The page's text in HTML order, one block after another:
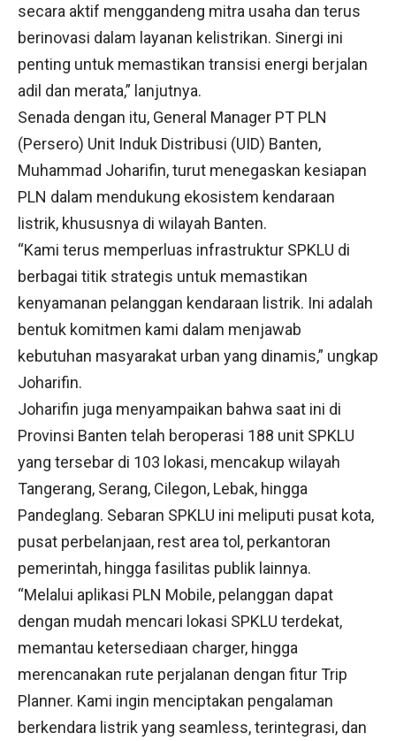
secara aktif menggandeng mitra usaha dan terus
berinovasi dalam layanan kelistrikan. Sinergi ini
penting untuk memastikan transisi energi berjalan
adil dan merata,” lanjutnya.
Senada dengan itu, General Manager PT PLN
(Persero) Unit Induk Distribusi (UID) Banten,
Muhammad Joharifin, turut menegaskan kesiapan
PLN dalam mendukung ekosistem kendaraan
listrik, khususnya di wilayah Banten.
“Kami terus memperluas infrastruktur SPKLU di
berbagai titik strategis untuk memastikan
kenyamanan pelanggan kendaraan listrik. Ini adalah
bentuk komitmen kami dalam menjawab
kebutuhan masyarakat urban yang dinamis,” ungkap
Joharifin.
Joharifin juga menyampaikan bahwa saat ini di
Provinsi Banten telah beroperasi 188 unit SPKLU
yang tersebar di 103 lokasi, mencakup wilayah
Tangerang, Serang, Cilegon, Lebak, hingga
Pandeglang. Sebaran SPKLU ini meliputi pusat kota,
pusat perbelanjaan, rest area tol, perkantoran
pemerintah, hingga fasilitas publik lainnya.
“Melalui aplikasi PLN Mobile, pelanggan dapat
dengan mudah mencari lokasi SPKLU terdekat,
memantau ketersediaan charger, hingga
merencanakan rute perjalanan dengan fitur Trip
Planner. Kami ingin menciptakan pengalaman
berkendara listrik yang seamless, terintegrasi, dan